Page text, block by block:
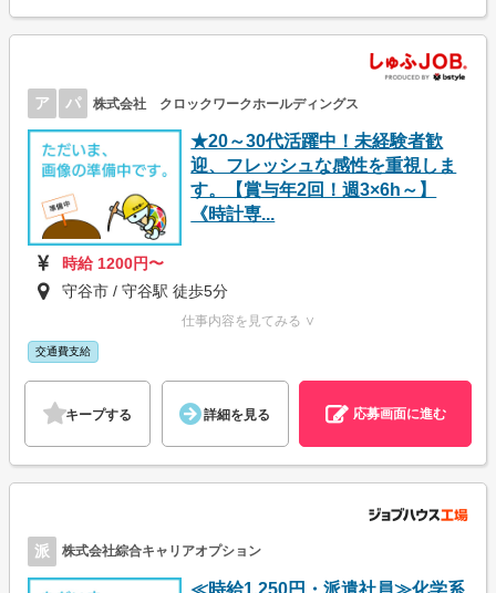
ア パ 株式会社 クロックワークホールディングス
★20～30代活躍中！未経験者歓
迎、フレッシュな感性を重視しま
す。【賞与年2回！週3×6h～】
《時計専...
時給 1200円〜
守谷市 / 守谷駅 徒歩5分
仕事内容を見てみる ∨
交通費支給
キープする 詳細を見る 応募画面に進む
派 株式会社綜合キャリアオプション
≪時給1,250円・派遣社員≫化学系